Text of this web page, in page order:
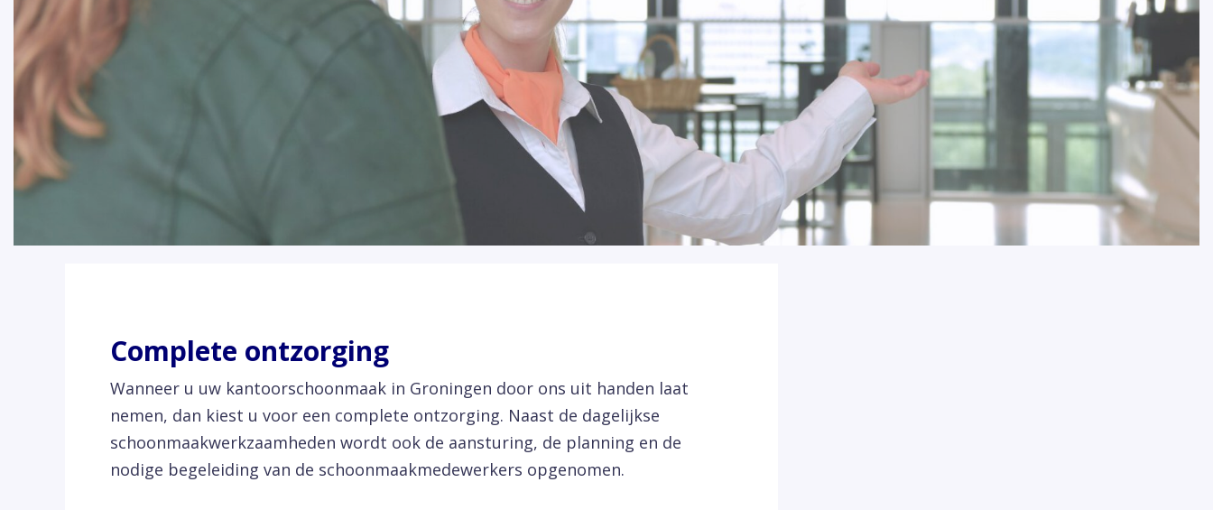
Complete ontzorging
Wanneer u uw kantoorschoonmaak in Groningen door ons uit handen laat
nemen, dan kiest u voor een complete ontzorging. Naast de dagelijkse
schoonmaakwerkzaamheden wordt ook de aansturing, de planning en de
nodige begeleiding van de schoonmaakmedewerkers opgenomen.